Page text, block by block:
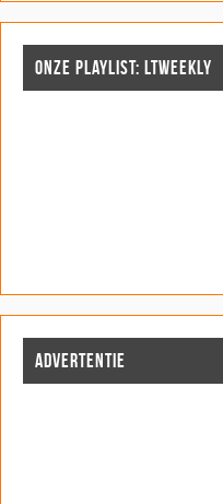
ONZE PLAYLIST: LTWEEKLY
ADVERTENTIE